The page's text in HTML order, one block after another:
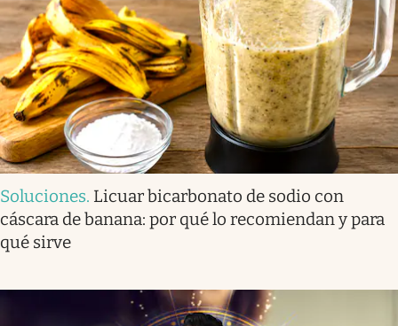
Soluciones. Licuar bicarbonato de sodio con
cáscara de banana: por qué lo recomiendan y para
qué sirve